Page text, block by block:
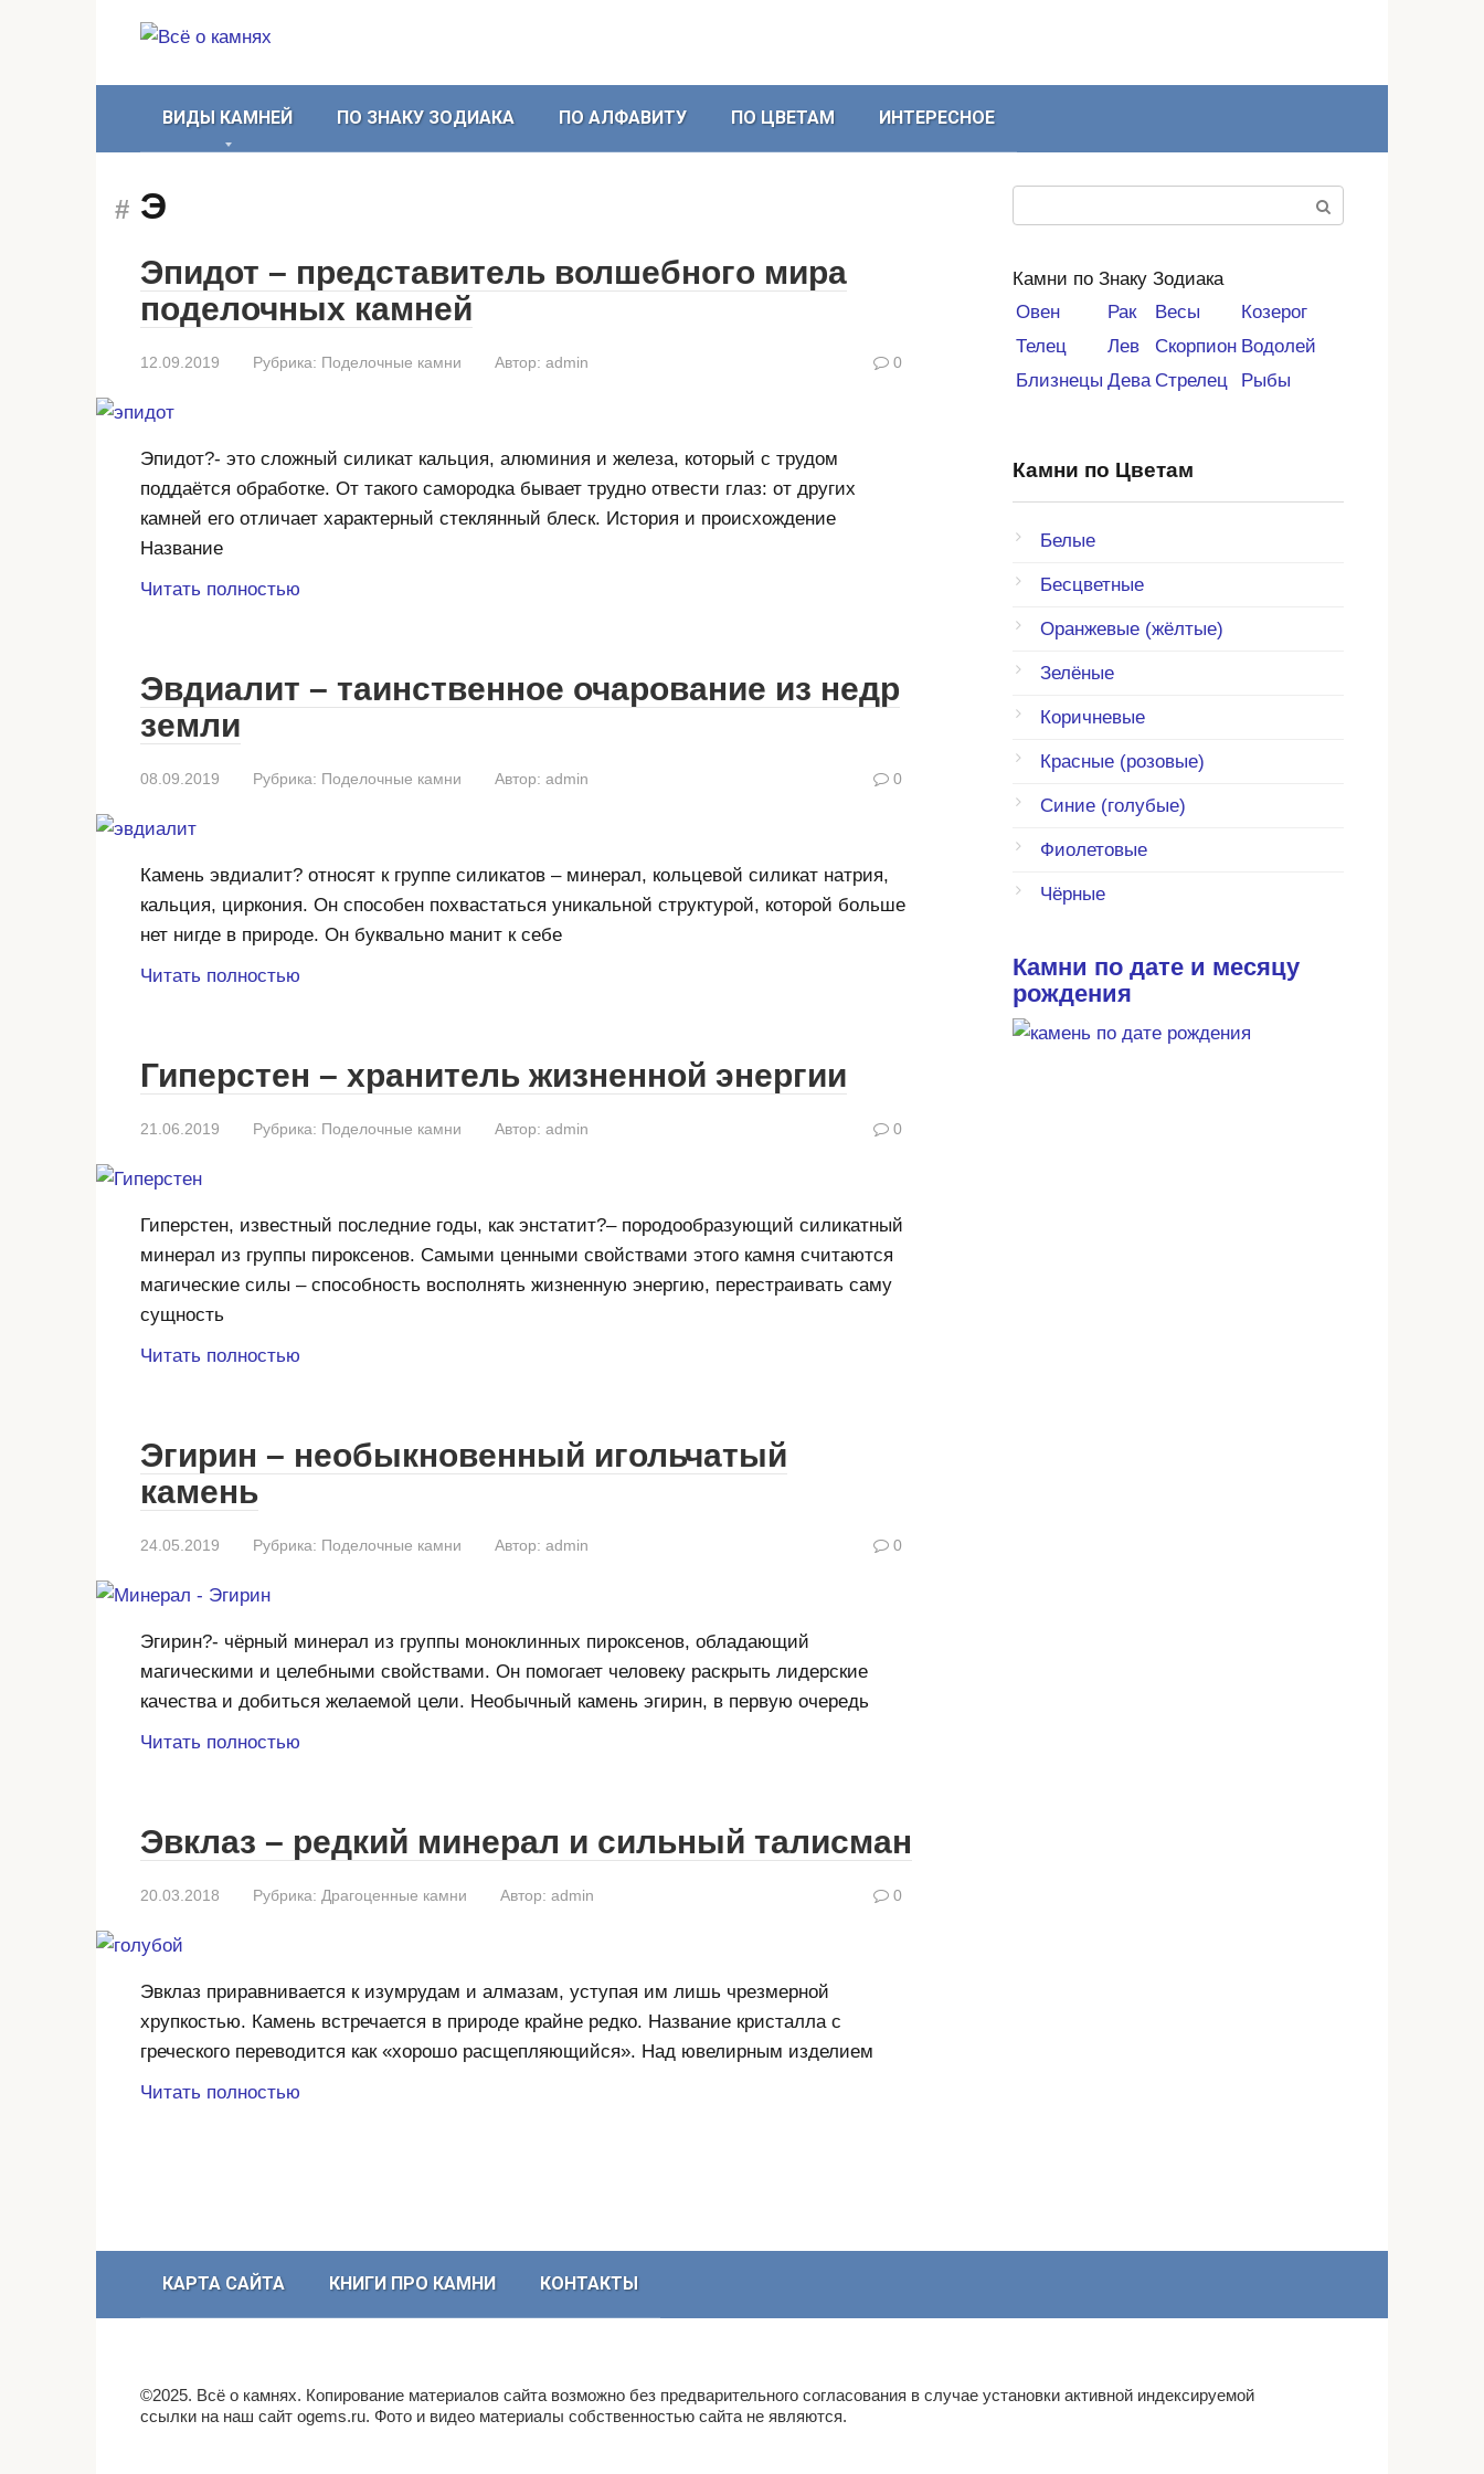
ВИДЫ КАМНЕЙ ПО ЗНАКУ ЗОДИАКА ПО АЛФАВИТУ ПО ЦВЕТАМ ИНТЕРЕСНОЕ
Э
Эпидот – представитель волшебного мира
поделочных камней
12.09.2019 Рубрика: Поделочные камни Автор: admin 0
Эпидот?- это сложный силикат кальция, алюминия и железа, который с трудом
поддаётся обработке. От такого самородка бывает трудно отвести глаз: от других
камней его отличает характерный стеклянный блеск. История и происхождение
Название
Читать полностью
Эвдиалит – таинственное очарование из недр
земли
08.09.2019 Рубрика: Поделочные камни Автор: admin 0
Камень эвдиалит? относят к группе силикатов – минерал, кольцевой силикат натрия,
кальция, циркония. Он способен похвастаться уникальной структурой, которой больше
нет нигде в природе. Он буквально манит к себе
Читать полностью
Гиперстен – хранитель жизненной энергии
21.06.2019 Рубрика: Поделочные камни Автор: admin 0
Гиперстен, известный последние годы, как энстатит?– породообразующий силикатный
минерал из группы пироксенов. Самыми ценными свойствами этого камня считаются
магические силы – способность восполнять жизненную энергию, перестраивать саму
сущность
Читать полностью
Эгирин – необыкновенный игольчатый
камень
24.05.2019 Рубрика: Поделочные камни Автор: admin 0
Эгирин?- чёрный минерал из группы моноклинных пироксенов, обладающий
магическими и целебными свойствами. Он помогает человеку раскрыть лидерские
качества и добиться желаемой цели. Необычный камень эгирин, в первую очередь
Читать полностью
Эвклаз – редкий минерал и сильный талисман
20.03.2018 Рубрика: Драгоценные камни Автор: admin 0
Эвклаз приравнивается к изумрудам и алмазам, уступая им лишь чрезмерной
хрупкостью. Камень встречается в природе крайне редко. Название кристалла с
греческого переводится как «хорошо расщепляющийся». Над ювелирным изделием
Читать полностью
Камни по Знаку Зодиака
Овен
Рак Весы
Козерог
Телец
Лев Скорпион Водолей
Близнецы Дева Стрелец Рыбы
Камни по Цветам
Белые
Бесцветные
Оранжевые (жёлтые)
Зелёные
Коричневые
Красные (розовые)
Синие (голубые)
Фиолетовые
Чёрные
Камни по дате и месяцу
рождения
КАРТА САЙТА КНИГИ ПРО КАМНИ КОНТАКТЫ
©2025. Всё о камнях. Копирование материалов сайта возможно без предварительного согласования в случае установки активной индексируемой
ссылки на наш сайт ogems.ru. Фото и видео материалы собственностью сайта не являются.